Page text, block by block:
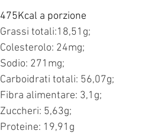
475Kcal a porzione
Grassi totali:18,51g;
Colesterolo: 24mg;
Sodio: 271mg;
Carboidrati totali: 56,07g;
Fibra alimentare: 3,1g;
Zuccheri: 5,63g;
Proteine: 19,91g